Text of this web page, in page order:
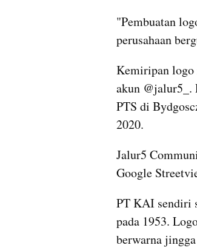
"Pembuatan
perusahaan
Kemiripan logo
akun @jalur5_.
PTS di
2020.
Jalur5
Google
PT KAI sendiri
pada 1953.
berwarna